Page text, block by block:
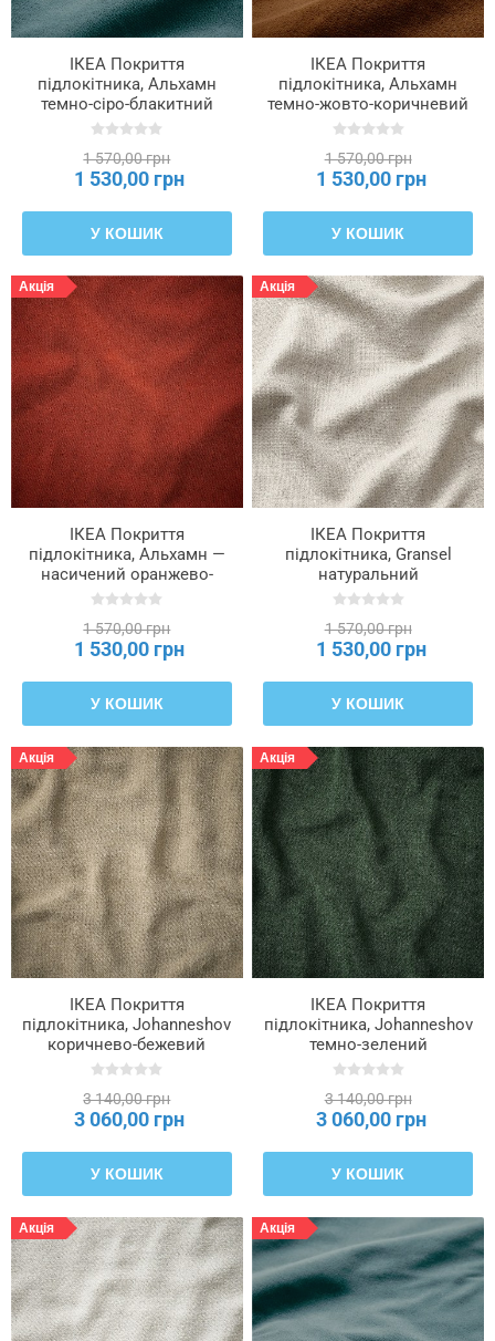
ІКЕА Покриття
підлокітника, Альхамн
темно-сіро-блакитний
SÖDERHAMN, 106.294.39
1 570,00 грн
1 530,00 грн
У КОШИК
ІКЕА Покриття
підлокітника, Альхамн
темно-жовто-коричневий
SÖDERHAMN, 006.294.25
1 570,00 грн
1 530,00 грн
У КОШИК
Акція
ІКЕА Покриття
підлокітника, Альхамн —
насичений оранжево-
червоний SÖDERHAMN,
1 570,00 грн
1 530,00 грн
У КОШИК
Акція
ІКЕА Покриття
підлокітника, Gransel
натуральний
SÖDERHAMN, 606.302.56
1 570,00 грн
1 530,00 грн
У КОШИК
Акція
ІКЕА Покриття
підлокітника, Johanneshov
коричнево-бежевий
SÖDERHAMN, 706.294.03
3 140,00 грн
3 060,00 грн
У КОШИК
Акція
ІКЕА Покриття
підлокітника, Johanneshov
темно-зелений
SÖDERHAMN, 006.294.11
3 140,00 грн
3 060,00 грн
У КОШИК
Акція Акція